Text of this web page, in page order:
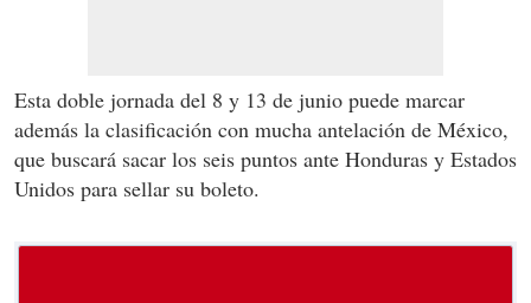
Esta doble jornada del 8 y 13 de junio puede marcar
además la clasificación con mucha antelación de México,
que buscará sacar los seis puntos ante Honduras y Estados
Unidos para sellar su boleto.